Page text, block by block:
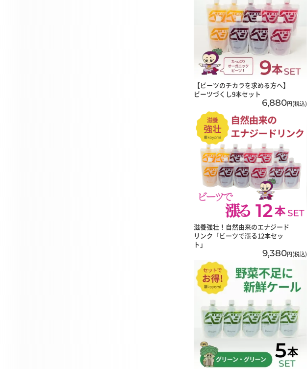
【ビーツのチカラを求める方へ】
ビーツづくし9本セット
6,880円(税込)
滋養強壮！自然由来のエナジード
リンク「ビーツで漲る12本セッ
ト」
9,380円(税込)